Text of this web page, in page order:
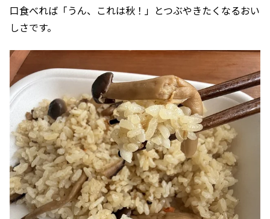
口食べれば「うん、これは秋！」とつぶやきたくなるおい
しさです。